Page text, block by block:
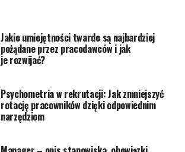
Jakie umiejętności twarde są najbardziej
pożądane przez pracodawców i jak
je rozwijać?
Psychometria w rekrutacji: Jak zmniejszyć
rotację pracowników dzięki odpowiednim
narzędziom